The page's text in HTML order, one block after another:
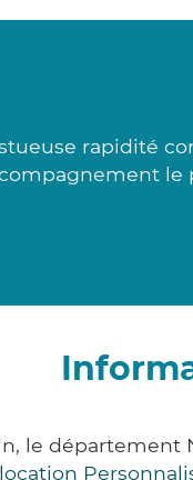
rapidité
le
le département